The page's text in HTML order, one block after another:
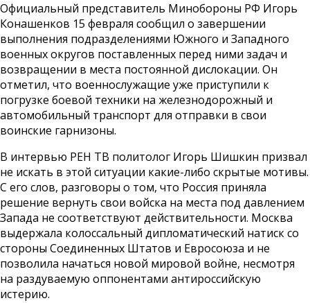
Официальный представитель Минобороны РФ Игорь
Конашенков 15 февраля сообщил о завершении
выполнения подразделениями Южного и Западного
военных округов поставленных перед ними задач и
возвращении в места постоянной дислокации. Он
отметил, что военнослужащие уже приступили к
погрузке боевой техники на железнодорожный и
автомобильный транспорт для отправки в свои
воинские гарнизоны.
В интервью РЕН ТВ политолог Игорь Шишкин призвал
не искать в этой ситуации какие-либо скрытые мотивы.
С его слов, разговоры о том, что Россия приняла
решение вернуть свои войска на места под давлением
Запада не соответствуют действительности. Москва
выдержала колоссальный дипломатический натиск со
стороны Соединенных Штатов и Евросоюза и не
позволила начаться новой мировой войне, несмотря
на раздуваемую оппонентами антироссийскую
истерию.